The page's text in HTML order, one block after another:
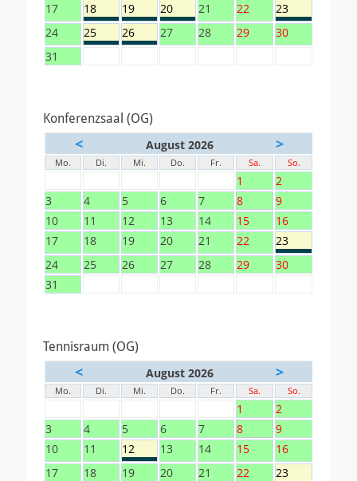
17
18 19 20 21 22
23
24
25 26 27 28 29
30
31
Konferenzsaal (OG)
< August 2026 >
Mo. Di. Mi. Do. Fr. Sa. So.
1
2
3
4 5 6 7 8
9
10
11 12 13 14 15
16
17
18 19 20 21 22
23
24
25 26 27 28 29
30
31
Tennisraum (OG)
< August 2026 >
Mo. Di. Mi. Do. Fr. Sa. So.
1
2
3
4 5 6 7 8
9
10
11 12 13 14 15
16
17
18 19 20 21 22
23